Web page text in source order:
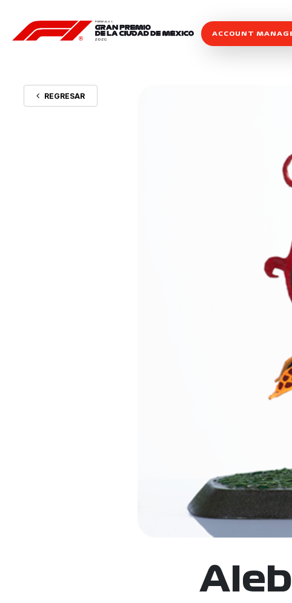
ACCOUNT
REGRESAR